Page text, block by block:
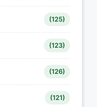
(125)
(123)
(126)
(121)